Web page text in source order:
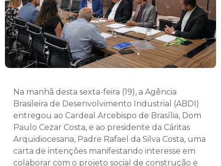
Na manhã desta sexta-feira (19), a Agência
Brasileira de Desenvolvimento Industrial (ABDI)
entregou ao Cardeal Arcebispo de Brasília, Dom
Paulo Cezar Costa, e ao presidente da Cáritas
Arquidiocesana, Padre Rafael da Silva Costa, uma
carta de intenções manifestando interesse em
colaborar com o projeto social de construção e